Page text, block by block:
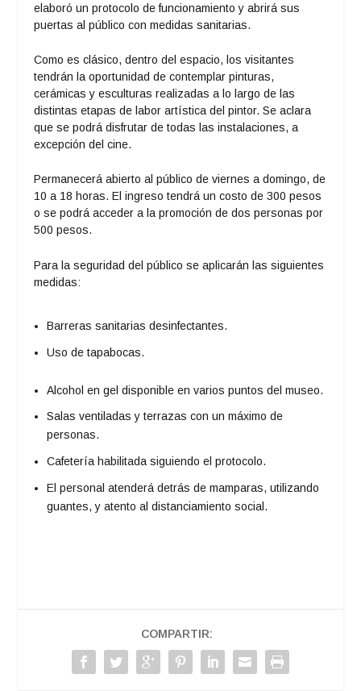
elaboró un protocolo de funcionamiento y abrirá sus
puertas al público con medidas sanitarias.
Como es clásico, dentro del espacio, los visitantes
tendrán la oportunidad de contemplar pinturas,
cerámicas y esculturas realizadas a lo largo de las
distintas etapas de labor artística del pintor. Se aclara
que se podrá disfrutar de todas las instalaciones, a
excepción del cine.
Permanecerá abierto al público de viernes a domingo, de
10 a 18 horas. El ingreso tendrá un costo de 300 pesos
o se podrá acceder a la promoción de dos personas por
500 pesos.
Para la seguridad del público se aplicarán las siguientes
medidas:
Barreras sanitarias desinfectantes.
Uso de tapabocas.
Alcohol en gel disponible en varios puntos del museo.
Salas ventiladas y terrazas con un máximo de
personas.
Cafetería habilitada siguiendo el protocolo.
El personal atenderá detrás de mamparas, utilizando
guantes, y atento al distanciamiento social.
COMPARTIR: